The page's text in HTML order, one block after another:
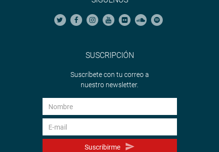
SUSCRIPCIÓN
Suscríbete con tu correo a
nuestro newsletter.
Suscribirme